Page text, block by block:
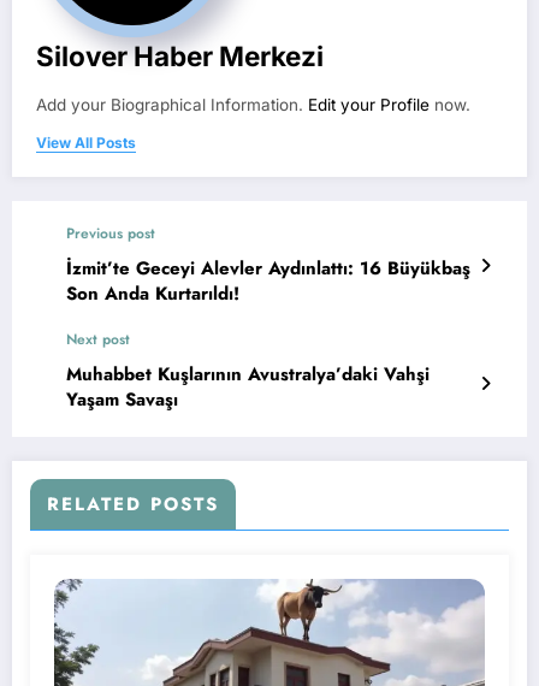
Silover Haber Merkezi
Add your Biographical Information. Edit your Profile now.
View All Posts
Previous post
İzmit’te Geceyi Alevler Aydınlattı: 16 Büyükbaş
Son Anda Kurtarıldı!
Next post
Muhabbet Kuşlarının Avustralya’daki Vahşi
Yaşam Savaşı
RELATED POSTS